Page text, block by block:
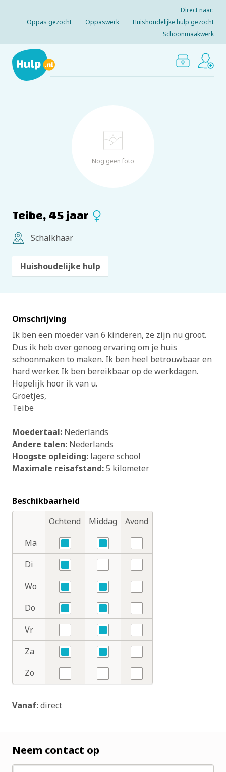
Direct naar:
Oppas gezocht
Oppaswerk
Huishoudelijke hulp gezocht
Schoonmaakwerk
Nog geen foto
Teibe, 45 jaar
Schalkhaar
Huishoudelijke hulp
Omschrijving
Ik ben een moeder van 6 kinderen, ze zijn nu groot.
Dus ik heb over genoeg ervaring om je huis
schoonmaken to maken. Ik ben heel betrouwbaar en
hard werker. Ik ben bereikbaar op de werkdagen.
Hopelijk hoor ik van u.
Groetjes,
Teibe
Moedertaal: Nederlands
Andere talen: Nederlands
Hoogste opleiding: lagere school
Maximale reisafstand:5 kilometer
Beschikbaarheid
Dagdelen
DagenOchtend Middag
Avond
Ma
Ja
Ja
Nee
Di
Ja
Nee
Nee
Wo
Ja
Ja
Nee
Do
Ja
Ja
Nee
Vr
Nee
Ja
Nee
Za
Ja
Ja
Nee
Zo
Nee
Nee
Nee
Vanaf:direct
Neem contact op